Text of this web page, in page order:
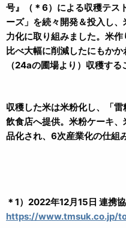
号』（＊6）による収穫テス
ーズ」を続々開発＆投入し
力化に取り組みました。米
比べ大幅に削減したにもか
（24aの圃場より）収穫す
収穫した米は米粉化し、「
飲食店へ提供。米粉ケーキ
品化され、6次産業化の仕組
＊1）2022年12月15日 連携
https://www.tmsuk.co.jp/